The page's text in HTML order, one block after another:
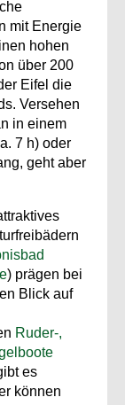
mit Energie
hohen
über 200
Eifel die
Versehen
in einem
7 h) oder
geht aber
) prägen bei
Blick auf
Ruder-,
es
können